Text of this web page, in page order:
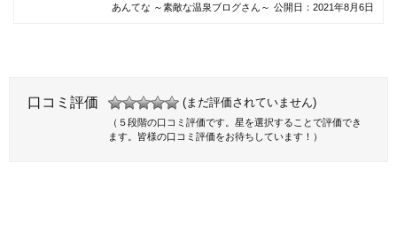
あんてな ～素敵な温泉ブログさん～ 公開日： 2021年8月6日
口コミ評価 (まだ評価されていません)
（５段階の口コミ評価です。星を選択することで評価でき
ます。皆様の口コミ評価をお待ちしています！）